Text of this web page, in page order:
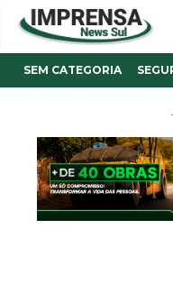
SEM CATEGORIA